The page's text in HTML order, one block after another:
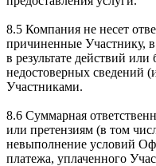
8.5 Компания не несет
причиненные Участнику,
в результате действий или
недостоверных сведений
Участниками.
8.6 Суммарная
или претензиям (в том
невыполнение условий
платежа, уплаченного